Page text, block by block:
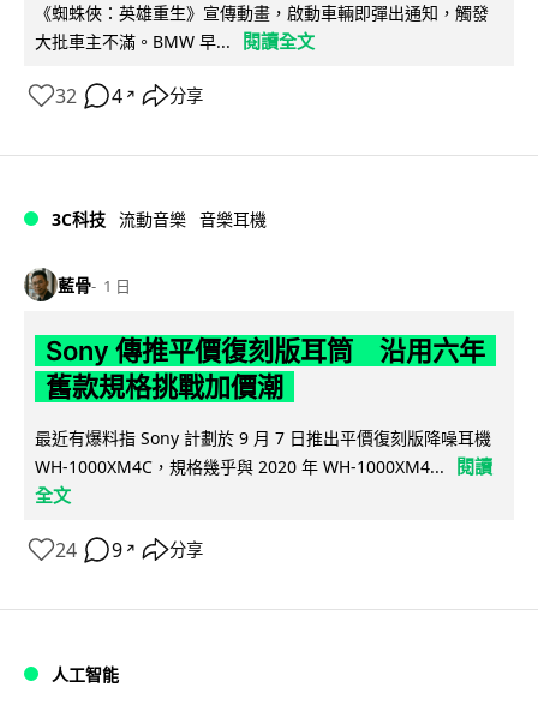
《蜘蛛俠：英雄重生》宣傳動畫，啟動車輛即彈出通知，觸發
大批車主不滿。BMW 早...
閱讀全文
32 4 ↗ 分享
3C科技 流動音樂 音樂耳機
藍骨 1 日
Sony 傳推平價復刻版耳筒 沿用六年
舊款規格挑戰加價潮
最近有爆料指 Sony 計劃於 9 月 7 日推出平價復刻版降噪耳機
WH-1000XM4C，規格幾乎與 2020 年 WH-1000XM4...
閱讀
全文
24 9 ↗ 分享
人工智能